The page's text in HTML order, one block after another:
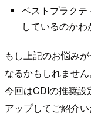
ベストプラク
しているのかわ
もし上記のお悩み
なるかもしれません
今回はCDIの推奨設
アップしてご紹介い